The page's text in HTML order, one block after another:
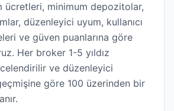
ücretleri, minimum depozitolar,
düzenleyici uyum, kullanıcı
ve güven puanlarına göre
Her broker 1-5 yıldız
ve düzenleyici
göre 100 üzerinden bir